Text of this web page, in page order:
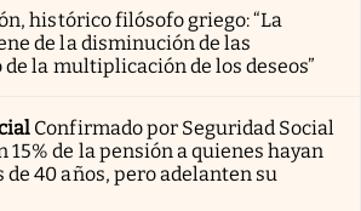
histórico filósofo griego: “La
de la disminución de las
la multiplicación de los deseos”
Confirmado por Seguridad Social
15% de la pensión a quienes hayan
de 40 años, pero adelanten su